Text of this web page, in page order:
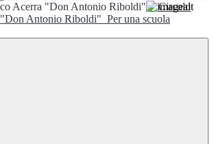
1° Circolo
"Don Antonio Riboldi" Per una scuola